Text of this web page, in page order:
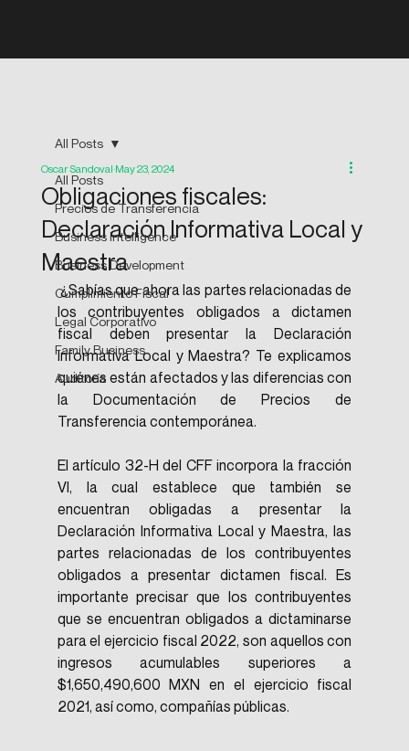
All Posts
Precios de Transferencia
Business Intelligence
Business Development
Cumplimiento Fiscal
Legal Corporativo
Family Business
Auditoría
All Posts
Obligaciones fiscales:
Declaración Informativa Local y
Maestra
Oscar SandovalMay 23, 2024
¿Sabías que ahora las partes relacionadas de
los contribuyentes obligados a dictamen
fiscal deben presentar la Declaración
Informativa Local y Maestra? Te explicamos
quiénes están afectados y las diferencias con
la Documentación de Precios de
Transferencia contemporánea.
El artículo 32-H del CFF incorpora la fracción
VI, la cual establece que también se
encuentran obligadas a presentar la
Declaración Informativa Local y Maestra, las
partes relacionadas de los contribuyentes
obligados a presentar dictamen fiscal. Es
importante precisar que los contribuyentes
que se encuentran obligados a dictaminarse
para el ejercicio fiscal 2022, son aquellos con
ingresos acumulables superiores a
$1,650,490,600 MXN en el ejercicio fiscal
2021, así como, compañías públicas.